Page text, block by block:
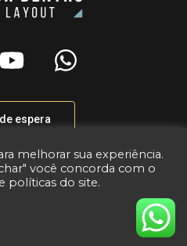
espera
– Todos os direitos
melhorar sua experiência.
você concorda com o
políticas do site.